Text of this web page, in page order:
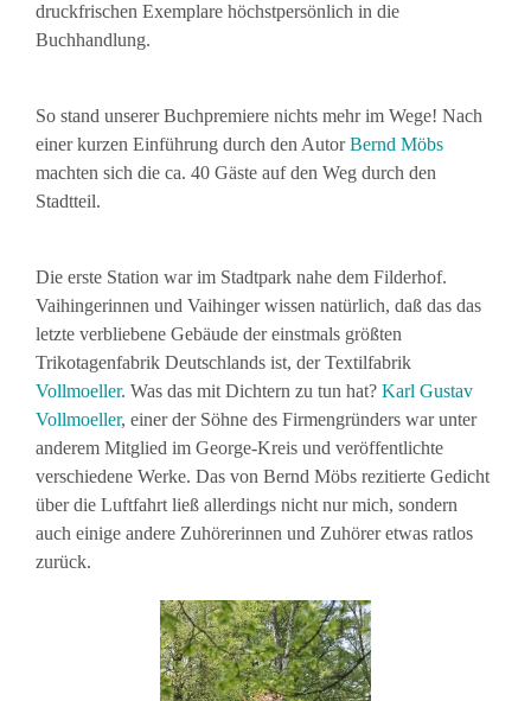
druckfrischen Exemplare höchstpersönlich in die
Buchhandlung.
So stand unserer Buchpremiere nichts mehr im Wege! Nach
einer kurzen Einführung durch den AutorBernd Möbs
machten sich die ca. 40 Gäste auf den Weg durch den
Stadtteil.
Die erste Station war im Stadtpark nahe dem Filderhof.
Vaihingerinnen und Vaihinger wissen natürlich, daß das das
letzte verbliebene Gebäude der einstmals größten
Trikotagenfabrik Deutschlands ist, der Textilfabrik
Vollmoeller. Was das mit Dichtern zu tun hat? Karl Gustav
Vollmoeller, einer der Söhne des Firmengründers war unter
anderem Mitglied im George-Kreis und veröffentlichte
verschiedene Werke. Das von Bernd Möbs rezitierte Gedicht
über die Luftfahrt ließ allerdings nicht nur mich, sondern
auch einige andere Zuhörerinnen und Zuhörer etwas ratlos
zurück.